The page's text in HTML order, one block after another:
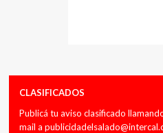
CLASIFICADOS
Publicá tu aviso clasificado
mail a